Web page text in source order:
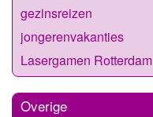
gezinsreizen
jongerenvakanties
Lasergamen Rotterdam
Overige